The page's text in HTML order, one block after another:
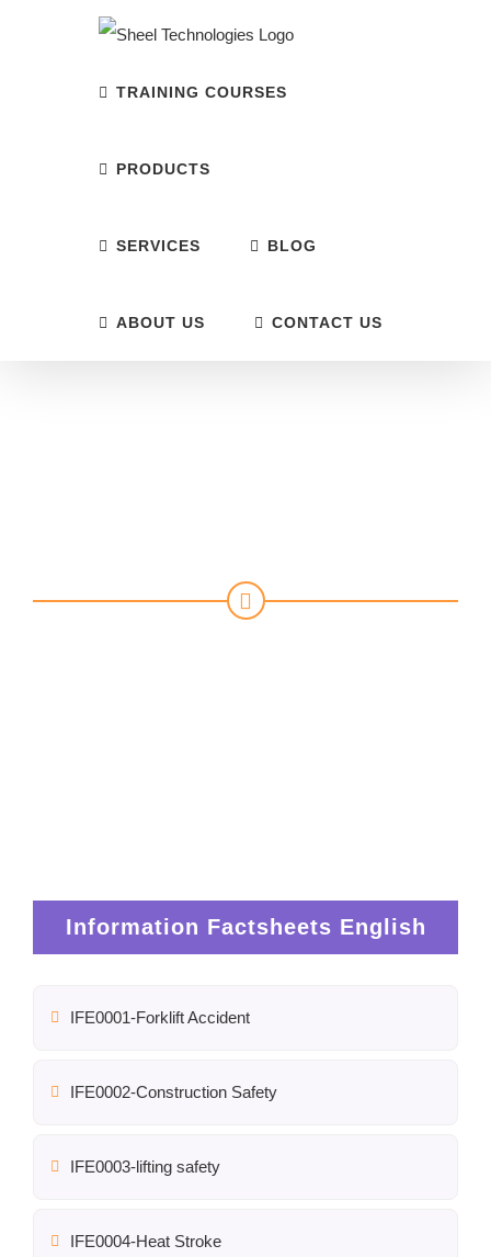
TRAINING COURSES
PRODUCTS
SERVICES BLOG
ABOUT US CONTACT US
Information Factsheets English
IFE0001-Forklift Accident
IFE0002-Construction Safety
IFE0003-lifting safety
IFE0004-Heat Stroke